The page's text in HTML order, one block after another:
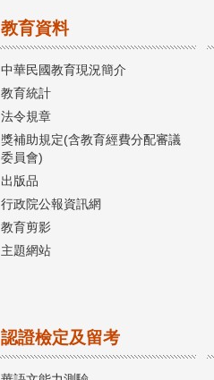
教育資料
中華民國教育現況簡介
教育統計
法令規章
獎補助規定(含教育經費分配審議
委員會)
出版品
行政院公報資訊網
教育剪影
主題網站
認證檢定及留考